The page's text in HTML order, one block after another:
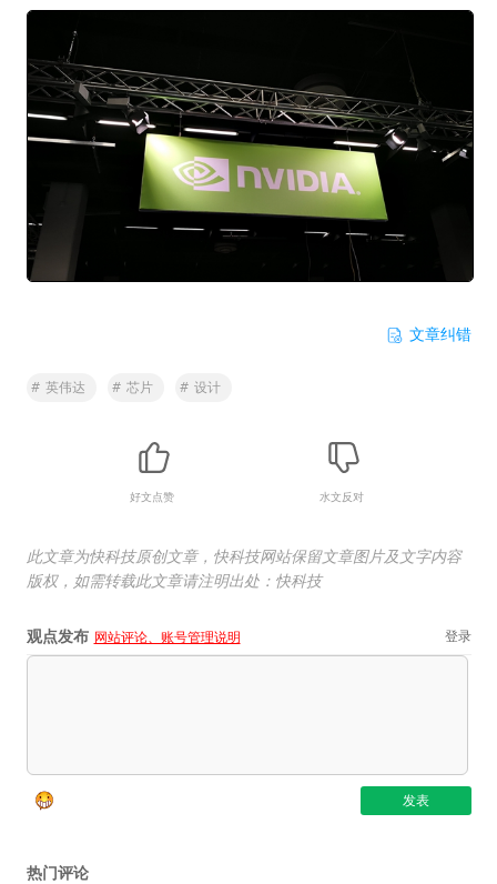
文章纠错
# 英伟达 # 芯片 # 设计
好文点赞 水文反对
此文章为快科技原创文章，快科技网站保留文章图片及文字内容
版权，如需转载此文章请注明出处：快科技
观点发布 网站评论、账号管理说明 登录
热门评论